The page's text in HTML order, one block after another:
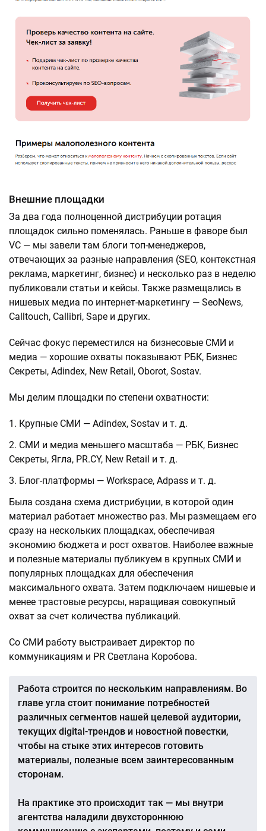
Внешние площадки
За два года полноценной дистрибуции ротация
площадок сильно поменялась. Раньше в фаворе был
VC — мы завели там блоги топ-менеджеров,
отвечающих за разные направления (SEO, контекстная
реклама, маркетинг, бизнес) и несколько раз в неделю
публиковали статьи и кейсы. Также размещались в
нишевых медиа по интернет-маркетингу — SeoNews,
Calltouch, Callibri, Sape и других.
Сейчас фокус переместился на бизнесовые СМИ и
медиа — хорошие охваты показывают РБК, Бизнес
Секреты, Adindex, New Retail, Oborot, Sostav.
Мы делим площадки по степени охватности:
Крупные СМИ — Adindex, Sostav и т. д.
СМИ и медиа меньшего масштаба — РБК, Бизнес
Секреты, Ягла, PR.CY, New Retail и т. д.
Блог-платформы — Workspace, Adpass и т. д.
Была создана схема дистрибуции, в которой один
материал работает множество раз. Мы размещаем его
сразу на нескольких площадках, обеспечивая
экономию бюджета и рост охватов. Наиболее важные
и полезные материалы публикуем в крупных СМИ и
популярных площадках для обеспечения
максимального охвата. Затем подключаем нишевые и
менее трастовые ресурсы, наращивая совокупный
охват за счет количества публикаций.
Со СМИ работу выстраивает директор по
коммуникациям и PR Светлана Коробова.
Работа строится по нескольким направлениям. Во
главе угла стоит понимание потребностей
различных сегментов нашей целевой аудитории,
текущих digital-трендов и новостной повестки,
чтобы на стыке этих интересов готовить
материалы, полезные всем заинтересованным
сторонам.
На практике это происходит так — мы внутри
агентства наладили двухстороннюю